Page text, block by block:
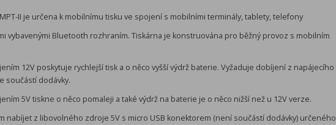
II je určena k mobilnímu tisku ve spojení s mobilními terminály, tablety, telefony
vybavenými Bluetooth rozhraním. Tiskárna je konstruována pro běžný provoz s mobilním
12V poskytuje rychlejší tisk a o něco vyšší výdrž baterie. Vyžaduje dobíjení z napájecího
součástí dodávky.
5V tiskne o něco pomaleji a také výdrž na baterie je o něco nižší než u 12V verze.
nabíjet z libovolného zdroje 5V s micro USB konektorem (není součástí dodávky) určeného